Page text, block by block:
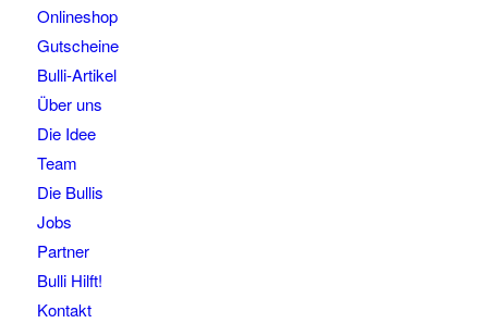
Onlineshop
Gutscheine
Bulli-Artikel
Über uns
Die Idee
Team
Die Bullis
Jobs
Partner
Bulli Hilft!
Kontakt